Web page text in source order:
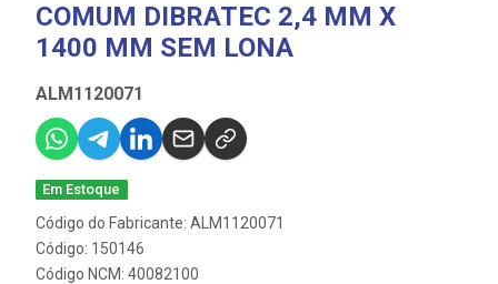
COMUM DIBRATEC 2,4 MM X
1400 MM SEM LONA
ALM1120071
Em Estoque
Código do Fabricante: ALM1120071
Código: 150146
Código NCM: 40082100